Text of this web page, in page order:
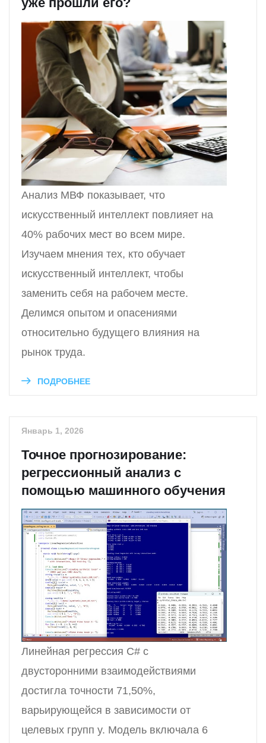
Анализ МВФ показывает, что
искусственный интеллект повлияет на
40% рабочих мест во всем мире.
Изучаем мнения тех, кто обучает
искусственный интеллект, чтобы
заменить себя на рабочем месте.
Делимся опытом и опасениями
относительно будущего влияния на
рынок труда.
ПОДРОБНЕЕ
Январь 1, 2026
Точное прогнозирование:
регрессионный анализ с
помощью машинного обучения
Линейная регрессия C# с
двусторонними взаимодействиями
достигла точности 71,50%,
варьирующейся в зависимости от
целевых групп y. Модель включала 6